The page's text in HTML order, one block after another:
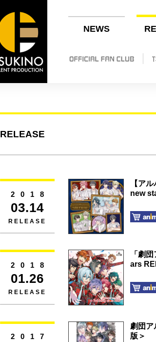
NEWS
RELEASE
2018
03.14
RELEASE
【ア
new
2018
01.26
RELEASE
「劇
ars
2017
劇団
版＞